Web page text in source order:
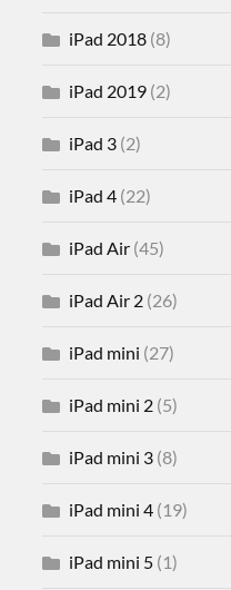
iPad 2018 (8)
iPad 2019 (2)
iPad 3 (2)
iPad 4 (22)
iPad Air (45)
iPad Air 2 (26)
iPad mini (27)
iPad mini 2 (5)
iPad mini 3 (8)
iPad mini 4 (19)
iPad mini 5 (1)